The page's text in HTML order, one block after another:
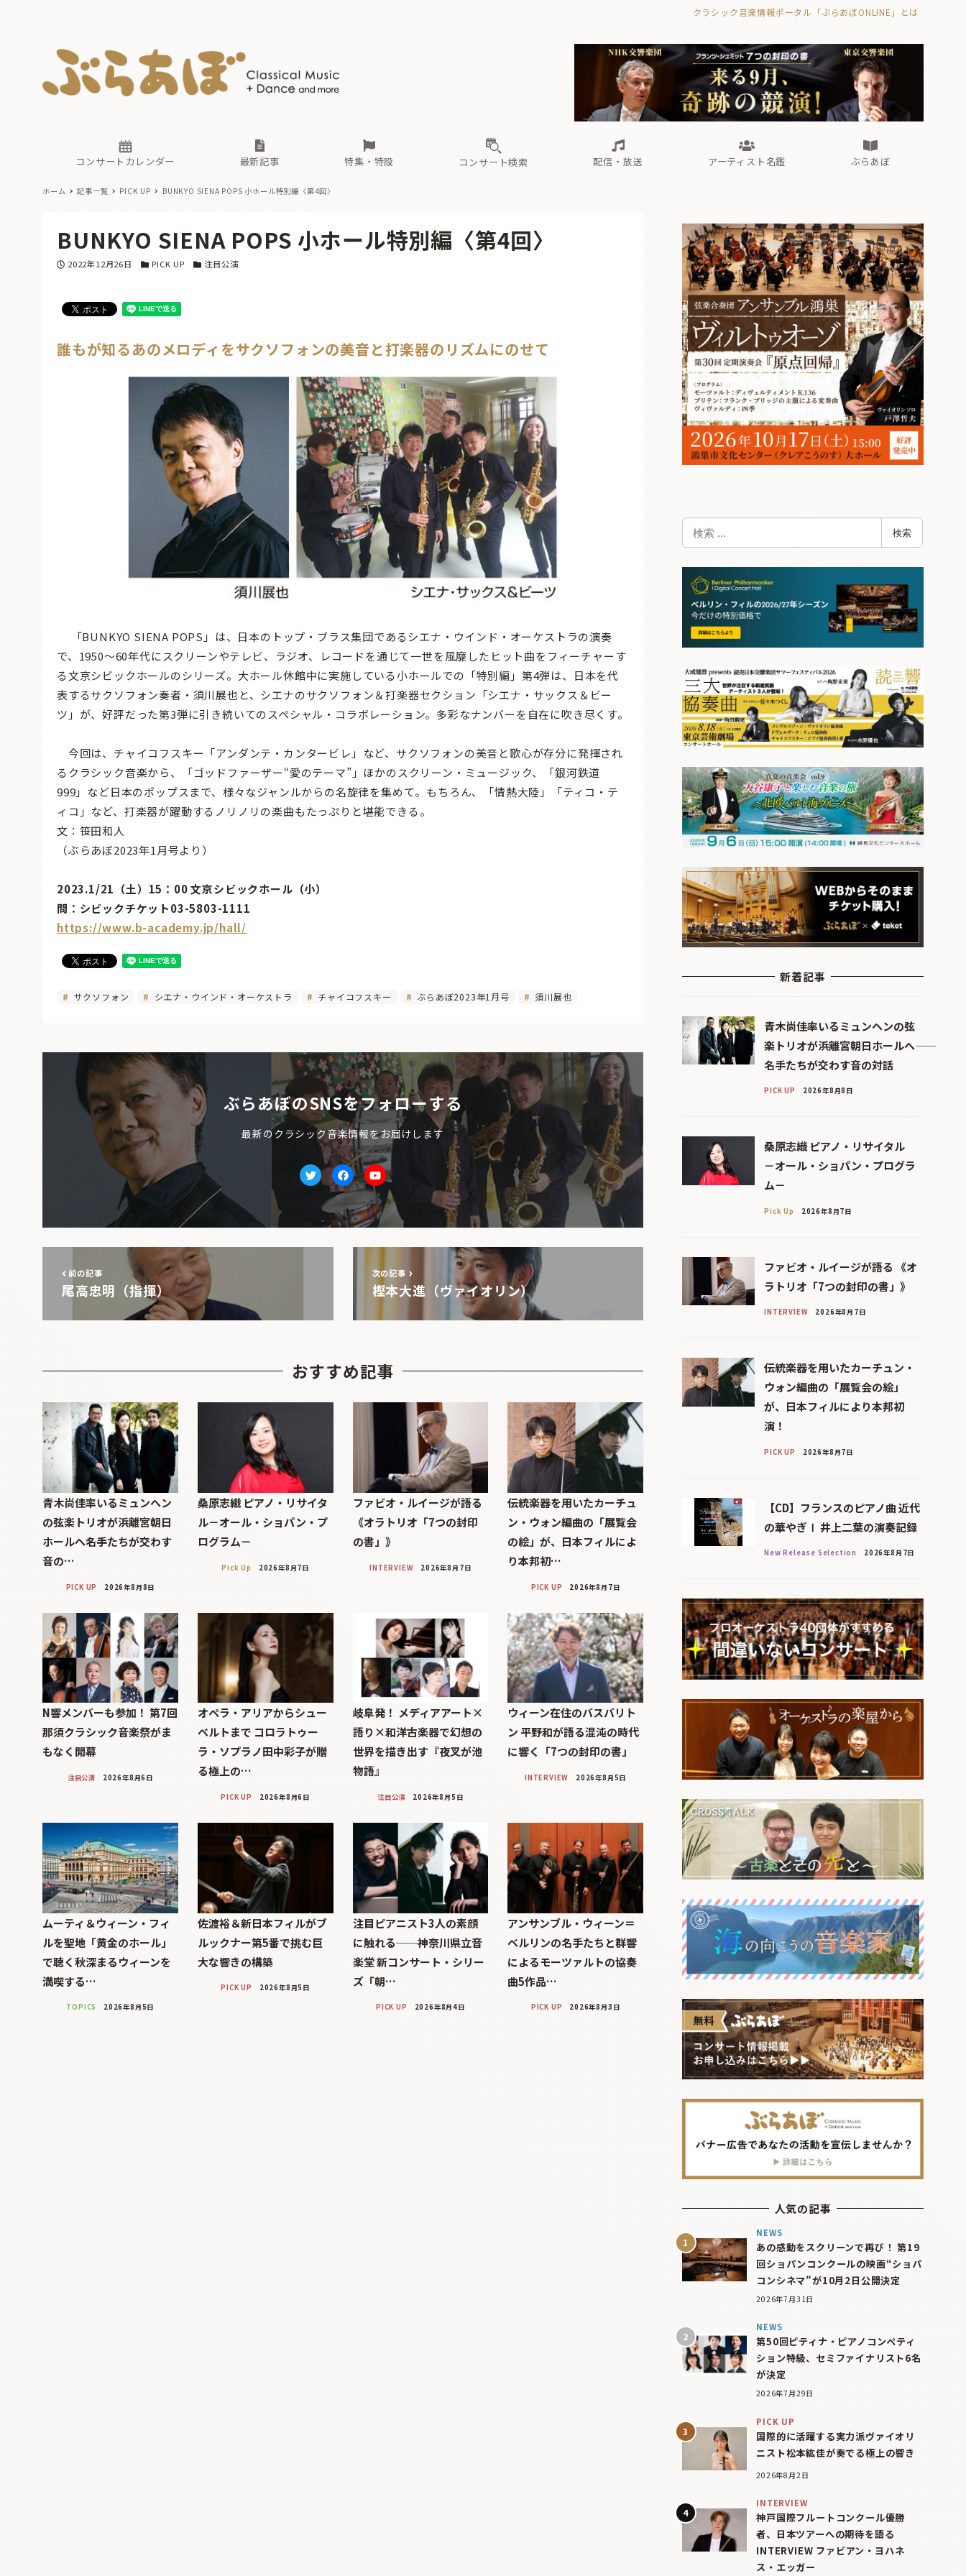
クラシック音楽情報ポータル「ぶらあぼONLINE」とは
コンサートカレンダー 最新記事
古楽とその先と オーケストラの楽屋から 海の向こうの音楽家 ぶらあぼブラス！
フォルテピアノ・オデッセイ
特集・特設
現場のプロが推す！間違いないオーケストラコンサート
コンサート検索 配信・放送
無料ライブ配信スケジュール 有料ライブ配信スケジュール
アーティスト名鑑
か た な は ま ら
ぶらあぼ
古楽とその先と Aからの眺望 ぶらあぼブラス！
フォルテピアノ・オデッセイ
無料ライブ配信スケジュール
あ か さ
ホーム 記事一覧 PICK UP BUNKYO SIENA POPS 小ホール特別編〈第4回〉
BUNKYO SIENA POPS 小ホール特別編〈第4回〉
投稿日
2022年12月26日 カテゴリー
PICK UP カテゴリー
注目公演
誰もが知るあのメロディをサクソフォンの美音と打楽器のリズムにのせて
「BUNKYO SIENA POPS」は、日本のトップ・ブラス集団であるシエナ・ウインド・オーケストラの演奏
で、1950〜60年代にスクリーンやテレビ、ラジオ、レコードを通じて一世を風靡したヒット曲をフィーチャーす
る文京シビックホールのシリーズ。大ホール休館中に実施している小ホールでの「特別編」第4弾は、日本を代
表するサクソフォン奏者・須川展也と、シエナのサクソフォン＆打楽器セクション「シエナ・サックス＆ビー
ツ」が、好評だった第3弾に引き続いてのスペシャル・コラボレーション。多彩なナンバーを自在に吹き尽くす。
今回は、チャイコフスキー「アンダンテ・カンタービレ」など、サクソフォンの美音と歌心が存分に発揮され
るクラシック音楽から、「ゴッドファーザー“愛のテーマ”」ほかのスクリーン・ミュージック、「銀河鉄道
999」など日本のポップスまで、様々なジャンルからの名旋律を集めて。もちろん、「情熱大陸」「ティコ・テ
ィコ」など、打楽器が躍動するノリノリの楽曲もたっぷりと堪能できる。
文：笹田和人
（ぶらあぼ2023年1月号より）
2023.1/21（土）15：00 文京シビックホール（小）
問：シビックチケット03-5803-1111
https://www.b-academy.jp/hall/
サクソフォン シエナ・ウインド・オーケストラ チャイコフスキー ぶらあぼ2023年1月号 須川展也
ぶらあぼのSNSをフォローする
最新のクラシック音楽情報をお届けします
TwitterfacebookYoutube
前の記事
尾高忠明（指揮）
次の記事
樫本大進（ヴァイオリン）
おすすめ記事
青木尚佳率いるミュンヘン
の弦楽トリオが浜離宮朝日
ホールへ――名手たちが交わす
音の…
PICK UP 2026年8月8日
桑原志織 ピアノ・リサイタ
ル－オール・ショパン・プ
ログラム－
Pick Up 2026年8月7日
ファビオ・ルイージが語る
《オラトリオ「7つの封印
の書」》
INTERVIEW 2026年8月7日
伝統楽器を用いたカーチュ
ン・ウォン編曲の「展覧会
の絵」が、日本フィルによ
り本邦初…
PICK UP 2026年8月7日
N響メンバーも参加！ 第7回
那須クラシック音楽祭がま
もなく開幕
注目公演 2026年8月6日
オペラ・アリアからシュー
ベルトまで コロラトゥー
ラ・ソプラノ田中彩子が贈
る極上の…
PICK UP 2026年8月6日
岐阜発！ メディアアート×
語り×和洋古楽器で幻想の
世界を描き出す『夜叉が池
物語』
注目公演 2026年8月5日
ウィーン在住のバスバリト
ン 平野和が語る混沌の時代
に響く「7つの封印の書」
INTERVIEW 2026年8月5日
ムーティ＆ウィーン・フィ
ルを聖地「黄金のホール」
で聴く秋深まるウィーンを
満喫する…
TOPICS 2026年8月5日
佐渡裕＆新日本フィルがブ
ルックナー第5番で挑む巨
大な響きの構築
PICK UP 2026年8月5日
注目ピアニスト3人の素顔
に触れる──神奈川県立音
楽堂 新コンサート・シリー
ズ「朝…
PICK UP 2026年8月4日
アンサンブル・ウィーン＝
ベルリンの名手たちと群響
によるモーツァルトの協奏
曲5作品…
PICK UP 2026年8月3日
検
索
検索
新着記事
青木尚佳率いるミュンヘンの弦
楽トリオが浜離宮朝日ホールへ――
名手たちが交わす音の対話
PICK UP 2026年8月8日
桑原志織 ピアノ・リサイタル
－オール・ショパン・プログラ
ム－
Pick Up 2026年8月7日
ファビオ・ルイージが語る 《オ
ラトリオ「7つの封印の書」》
INTERVIEW 2026年8月7日
伝統楽器を用いたカーチュン・
ウォン編曲の「展覧会の絵」
が、日本フィルにより本邦初
演！
PICK UP 2026年8月7日
【CD】フランスのピアノ曲 近代
の華やぎⅠ 井上二葉の演奏記録
New Release Selection 2026年8月7日
人気の記事
NEWS
あの感動をスクリーンで再び！ 第19
回ショパンコンクールの映画“ショパ
コンシネマ”が10月2日公開決定
2026年7月31日
NEWS
第50回ピティナ・ピアノコンペティ
ション特級、セミファイナリスト6名
が決定
2026年7月29日
PICK UP
国際的に活躍する実力派ヴァイオリ
ニスト松本紘佳が奏でる極上の響き
2026年8月2日
INTERVIEW
神戸国際フルートコンクール優勝
者、日本ツアーへの期待を語る
INTERVIEW ファビアン・ヨハネ
ス・エッガー